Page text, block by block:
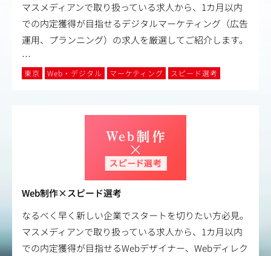
マスメディアンで取り扱っている求人から、1カ月以内
での内定獲得が目指せるデジタルマーケティング（広告
運用、プランニング）の求人を厳選してご紹介します。
…
東京 Web・デジタル マーケティング スピード選考
Web制作×スピード選考
なるべく早く新しい企業でスタートを切りたい方必見。
マスメディアンで取り扱っている求人から、1カ月以内
での内定獲得が目指せるWebデザイナー、Webディレク